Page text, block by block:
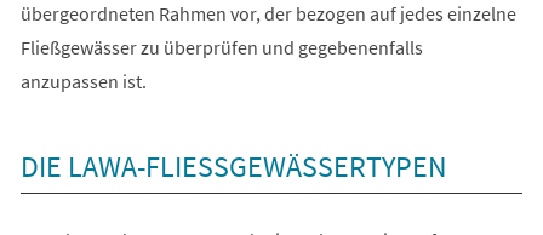
übergeordneten Rahmen vor, der bezogen auf jedes einzelne
Fließgewässer zu überprüfen und gegebenenfalls
anzupassen ist.
DIE LAWA-FLIESSGEWÄSSERTYPEN